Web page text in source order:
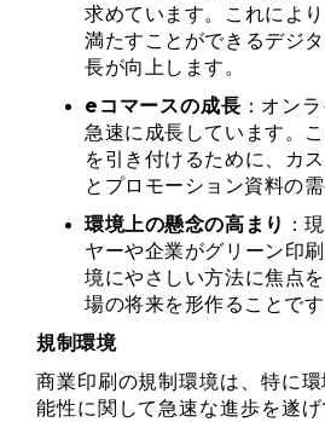
求めています。これによ
満たすことができるデジ
長が向上します。
eコマースの成長 ：オン
急速に成長しています。
を引き付けるために、カ
とプロモーション資料の
環境上の懸念の高まり ：
ヤーや企業がグリーン印
境にやさしい方法に焦点
場の将来を形作ることです
規制環境
商業印刷の規制環境は、特に
能性に関して急速な進歩を遂